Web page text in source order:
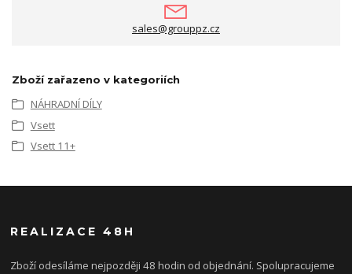
sales@grouppz.cz
Zboží zařazeno v kategoriích
NÁHRADNÍ DÍLY
Vsett
Vsett 11+
REALIZACE 48H
Zboží odesíláme nejpozději 48 hodin od objednání. Spolupracujeme